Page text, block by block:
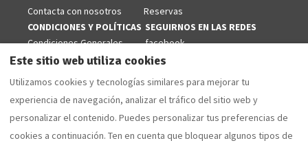
Contacta con nosotros
Reservas
CONDICIONES Y POLÍTICAS
Condiciones Generales
Politicas de Cookies
Aviso Legal
Politica de Privacidad
SEGUIRNOS EN LAS REDES
facebook
Este sitio web utiliza cookies
Utilizamos cookies y tecnologías similares para mejorar tu
experiencia de navegación, analizar el tráfico del sitio web y
personalizar el contenido. Puedes personalizar tus preferencias de
cookies a continuación. Ten en cuenta que bloquear algunos tipos de